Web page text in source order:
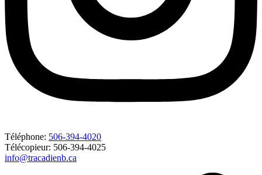
Téléphone: 506-394-4020
Télécopieur: 506-394-4025
info@tracadienb.ca